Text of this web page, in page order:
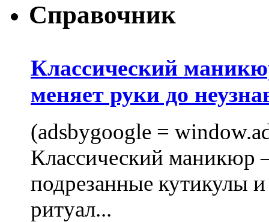
Справочник
Классический
меняет руки до
(adsbygoogle =
Классический маникюр
подрезанные кутикулы
ритуал...